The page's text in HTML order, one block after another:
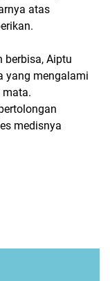
atas
berbisa, Aiptu
yang mengalami
mata.
medisnya